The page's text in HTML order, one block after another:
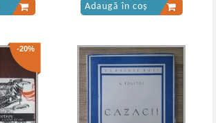
Adaugă în coș
-20%